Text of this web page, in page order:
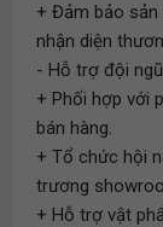
+ Đảm bảo
nhận diện
- Hỗ trợ đội
+ Phối hợp với
bán hàng.
+ Tổ chức hội
trương
+ Hỗ trợ vật